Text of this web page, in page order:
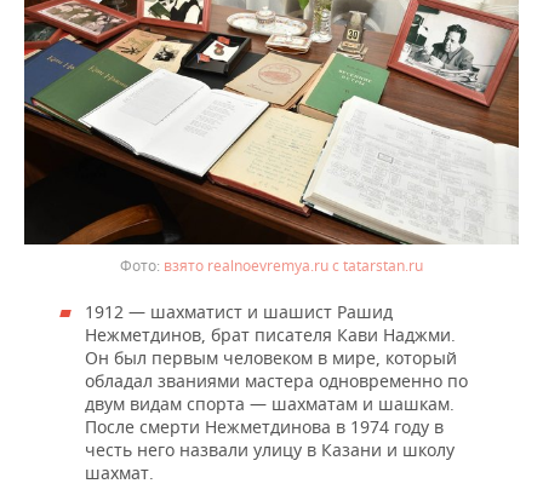
взято realnoevremya.ru с tatarstan.ru
1912 — шахматист и шашист Рашид
Нежметдинов, брат писателя Кави Наджми.
Он был первым человеком в мире, который
обладал званиями мастера одновременно по
двум видам спорта — шахматам и шашкам.
После смерти Нежметдинова в 1974 году в
честь него назвали улицу в Казани и школу
шахмат.